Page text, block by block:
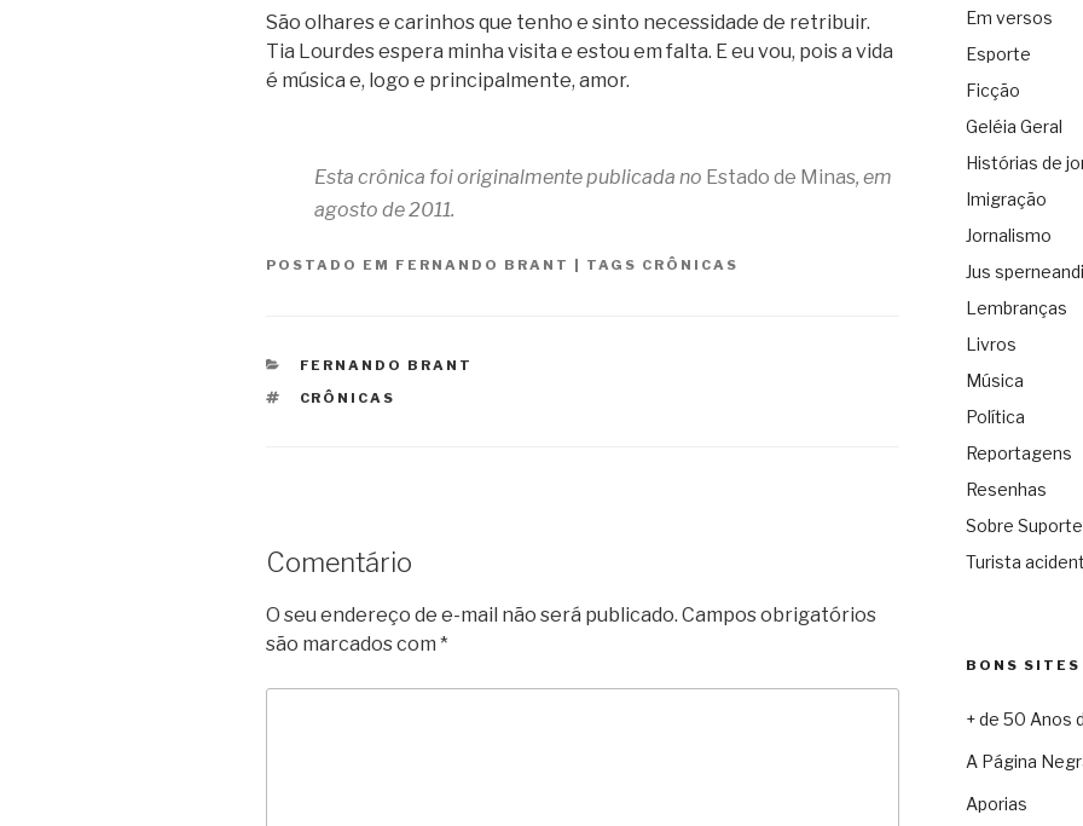
São olhares e carinhos que tenho e sinto necessidade de retribuir.
Tia Lourdes espera minha visita e estou em falta. E eu vou, pois a vida
é música e, logo e principalmente, amor.
Esta crônica foi originalmente publicada no Estado de Minas, em
agosto de 2011.
POSTADO EM FERNANDO BRANT | TAGS CRÔNICAS
CATEGORIAS
FERNANDO BRANT
TAGS
CRÔNICAS
Comentário
O seu endereço de e-mail não será publicado. Campos obrigatórios
são marcados com *
Em versos
Esporte
Ficção
Geléia Geral
Histórias de
Imigração
Jornalismo
Jus sperneandi
Lembranças
Livros
Música
Política
Reportagens
Resenhas
Sobre
Turista
BONS SITES
+ de 50 Anos
A Página
Aporias